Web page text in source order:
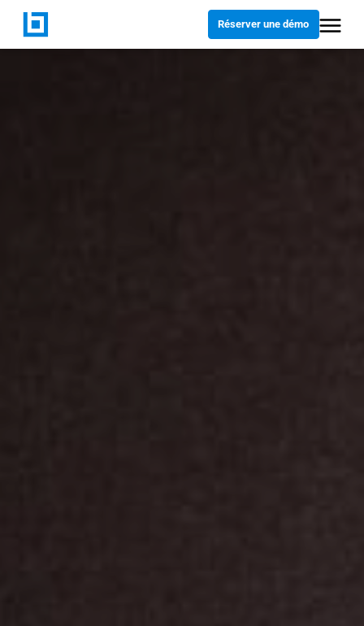
Réserver une démo